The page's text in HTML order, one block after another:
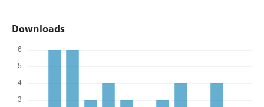
Downloads